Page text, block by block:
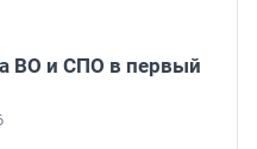
ВО и СПО в первый